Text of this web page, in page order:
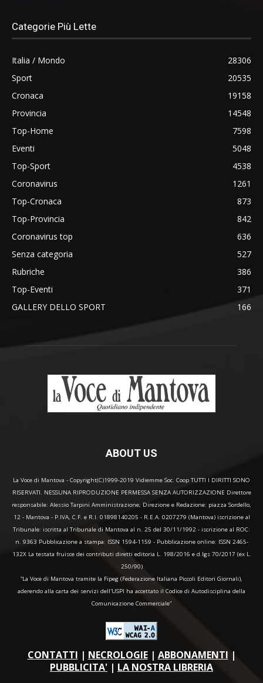
Categorie Più Lette
Italia / Mondo
28306
Sport
20535
Cronaca
19158
Provincia
14548
Top-Home
7598
Eventi
5048
Top-Sport
4538
Coronavirus
1261
Top-Cronaca
873
Top-Provincia
842
Coronavirus top
636
Senza categoria
527
Rubriche
386
Top-Eventi
371
GALLERY DELLO SPORT
166
ABOUT US
La Voce di Mantova - Copyright(C)1999-2019 Vidiemme Soc. Coop TUTTI I DIRITTI SONO
RISERVATI. NESSUNA RIPRODUZIONE PERMESSA SENZA AUTORIZZAZIONE Direttore
responsabile: Alessio Tarpini Amministrazione, Direzione e Redazione: piazza Sordello,
12 - Mantova - P.IVA, C.F. e R.I. 01898140205 - R.E.A. 0207279 (Mantova) iscrizione al
Tribunale: iscritta al Tribunale di Mantova al n. 25 del 30/11/1992 - iscrizione al ROC:
n. 9363 Pubblicazione a stampa: ISSN 1594-1159 - Pubblicazione online: ISSN 2465-
132X La testata fruisce dei contributi diretti editoria L. 198/2016 e d.lgs 70/2017 (ex L.
250/90)
“La Voce di Mantova tramite la Fipeg (Federazione Italiana Piccoli Editori Giornali),
aderendo alla carta dei servizi dell'USPI ha accettato il Codice di Autodisciplina della
Comunicazione Commerciale"
CONTATTI | NECROLOGIE| ABBONAMENTI |
PUBBLICITA' | LA NOSTRA LIBRERIA